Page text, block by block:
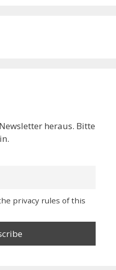
heraus. Bitte
privacy rules of this